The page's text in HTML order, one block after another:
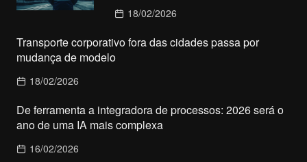
18/02/2026
Transporte corporativo fora das cidades passa por
mudança de modelo
18/02/2026
De ferramenta a integradora de processos: 2026 será o
ano de uma IA mais complexa
16/02/2026